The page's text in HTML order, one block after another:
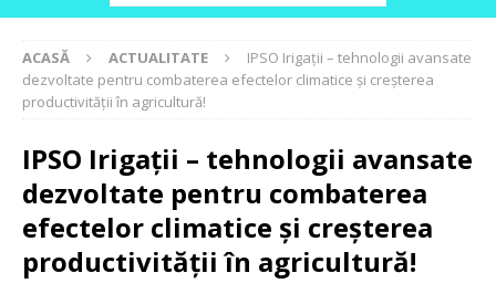
ACASĂ ACTUALITATE
IPSO Irigații – tehnologii avansate
dezvoltate pentru combaterea efectelor climatice și creșterea
productivității în agricultură!
IPSO Irigații – tehnologii avansate
dezvoltate pentru combaterea
efectelor climatice și creșterea
productivității în agricultură!